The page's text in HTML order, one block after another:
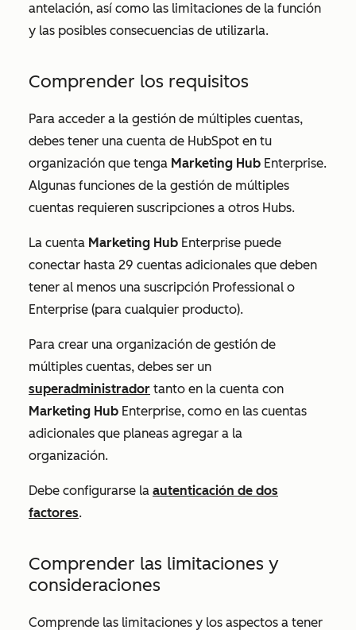
antelación, así como las limitaciones de la función
y las posibles consecuencias de utilizarla.
Comprender los requisitos
Para acceder a la gestión de múltiples cuentas,
debes tener una cuenta de HubSpot en tu
organización que tenga Marketing Hub Enterprise.
Algunas funciones de la gestión de múltiples
cuentas requieren suscripciones a otros Hubs.
La cuenta Marketing Hub Enterprise puede
conectar hasta 29 cuentas adicionales que deben
tener al menos una suscripción Professional o
Enterprise (para cualquier producto).
Para crear una organización de gestión de
múltiples cuentas, debes ser un
superadministrador tanto en la cuenta con
Marketing Hub Enterprise, como en las cuentas
adicionales que planeas agregar a la
organización.
Debe configurarse la autenticación de dos
factores.
Comprender las limitaciones y
consideraciones
Comprende las limitaciones y los aspectos a tener